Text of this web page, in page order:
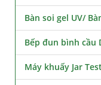
Bàn soi gel UV/
Bếp đun bình cầu
Máy khuấy Jar Test